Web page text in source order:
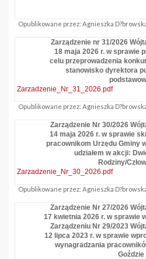
Opublikowane przez: Agnieszka
Zarządzenie nr 31/2026
18 maja 2026 r. w sprawie
celu przeprowadzenia
stanowisko dyrektora
Zarzadzenie_Nr_31_2026.pdf
Opublikowane przez: Agnieszka
Zarządzenie Nr 30/2026
14 maja 2026 r. w sprawie
pracownikom Urzędu Gminy
udziałem w akcji:
Rodziny/
Zarzadzenie_Nr_30_2026.pdf
Opublikowane przez: Agnieszka
Zarządzenie Nr 27/2026
17 kwietnia 2026 r. w sprawie
Zarządzeniu Nr 29/2023
12 lipca 2023 r. w sprawie
wynagradzania
Goździe